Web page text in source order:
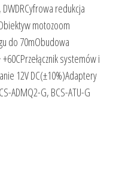
redukcja
motozoom
do 70mObudowa
systemów i
12V DC(±10%)Adaptery
ADMQ2-G, BCS-ATU-G